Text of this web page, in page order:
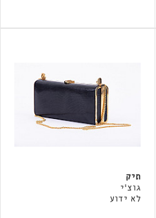
תיק
גוצ'י
לא ידוע